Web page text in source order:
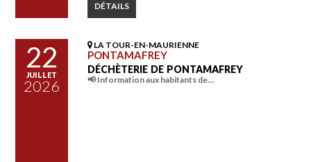
DÉTAILS
22
JUILLET
2026
LA TOUR-EN-MAURIENNE
PONTAMAFREY
DÉCHÈTERIE DE PONTAMAFREY
📢 Information aux habitants de…